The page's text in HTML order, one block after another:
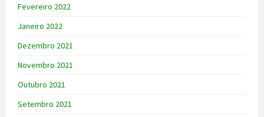
Fevereiro 2022
Janeiro 2022
Dezembro 2021
Novembro 2021
Outubro 2021
Setembro 2021